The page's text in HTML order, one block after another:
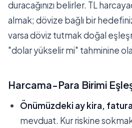
duracağınızı belirler. TL
almak; dövize bağlı bir
varsa döviz tutmak doğal
"dolar yükselir mi" tahminine olan
Harcama-Para Birimi
Önümüzdeki ay kira,
mevduat. Kur riskine